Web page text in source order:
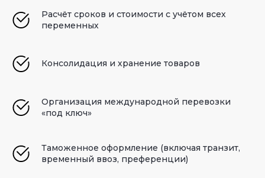
Расчёт сроков и стоимости с учётом всех
переменных
Консолидация и хранение товаров
Организация международной перевозки
«под ключ»
Таможенное оформление (включая транзит,
временный ввоз, преференции)